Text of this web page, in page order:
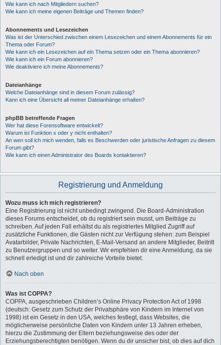
Wie kann ich nach Mitgliedern suchen?
Wie kann ich meine eigenen Beiträge und Themen finden?
Abonnements und Lesezeichen
Was ist der Unterschied zwischen einem Lesezeichen und einem Abonnements für ein
Thema oder Forum?
Wie kann ich ein Lesezeichen auf ein Thema setzen oder ein Thema abonnieren?
Wie kann ich ein Forum abonnieren?
Wie deaktiviere ich meine Abonnements?
Dateianhänge
Welche Dateianhänge sind in diesem Forum zulässig?
Kann ich eine Übersicht all meiner Dateianhänge erhalten?
phpBB betreffende Fragen
Wer hat diese Forensoftware entwickelt?
Warum ist Funktion x oder y nicht enthalten?
An wen soll ich mich wenden, falls es Beschwerden oder juristische Anfragen zu diesem
Forum gibt?
Wie kann ich einen Administrator des Boards kontaktieren?
Registrierung und Anmeldung
Wozu muss ich mich registrieren?
Eine Registrierung ist nicht unbedingt zwingend. Die Board-Administration
dieses Forums entscheidet, ob du registriert sein musst, um Beiträge zu
schreiben. Auf jeden Fall erhältst du als registriertes Mitglied Zugriff auf
zusätzliche Funktionen, die Gästen nicht zur Verfügung stehen: zum Beispiel
Avatarbilder, Private Nachrichten, E-Mail-Versand an andere Mitglieder, Beitritt
zu Benutzergruppen und so weiter. Wir empfehlen dir eine Anmeldung, da sie
schnell erledigt ist und dir zahlreiche Vorteile bietet.
Nach oben
Was ist COPPA?
COPPA, ausgeschrieben Children’s Online Privacy Protection Act of 1998
(deutsch: Gesetz zum Schutz der Privatsphäre von Kindern im Internet von
1998) ist ein Gesetz in den USA, welches festlegt, dass Websites, die
möglicherweise persönliche Daten von Kindern unter 13 Jahren erheben,
hierzu die Zustimmung der Eltern beziehungsweise des oder der
Erziehungsberechtigten benötigen. Wenn du dir unsicher bist, ob dies auf dich